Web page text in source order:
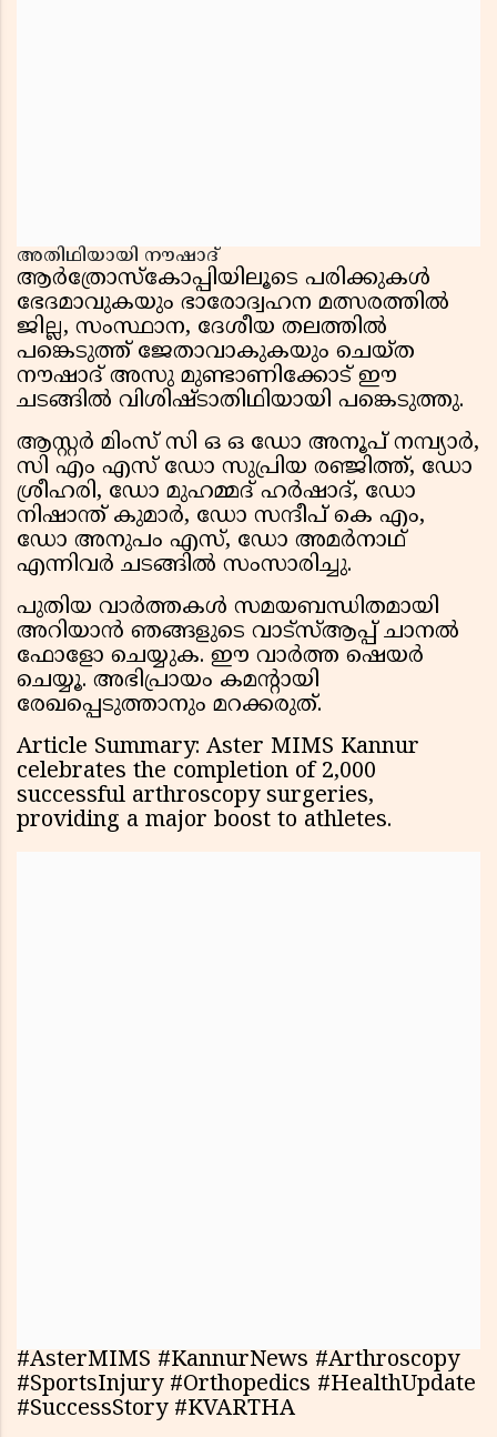
അതിഥിയായി നൗഷാദ്
ആർത്രോസ്കോപ്പിയിലൂടെ പരിക്കുകൾ
ഭേദമാവുകയും ഭാരോദ്വഹന മത്സരത്തിൽ
ജില്ല, സംസ്ഥാന, ദേശീയ തലത്തിൽ
പങ്കെടുത്ത് ജേതാവാകുകയും ചെയ്ത
നൗഷാദ് അസു മുണ്ടാണിക്കോട് ഈ
ചടങ്ങിൽ വിശിഷ്ടാതിഥിയായി പങ്കെടുത്തു.
ആസ്റ്റർ മിംസ് സി ഒ ഒ ഡോ അനൂപ് നമ്പ്യാർ,
സി എം എസ് ഡോ സുപ്രിയ രഞ്ജിത്ത്, ഡോ
ശ്രീഹരി, ഡോ മുഹമ്മദ് ഹർഷാദ്, ഡോ
നിഷാന്ത് കുമാർ, ഡോ സന്ദീപ് കെ എം,
ഡോ അനുപം എസ്, ഡോ അമർനാഥ്
എന്നിവർ ചടങ്ങിൽ സംസാരിച്ചു.
പുതിയ വാർത്തകൾ സമയബന്ധിതമായി
അറിയാൻ ഞങ്ങളുടെ വാട്സ്ആപ്പ് ചാനൽ
ഫോളോ ചെയ്യുക. ഈ വാർത്ത ഷെയർ
ചെയ്യൂ. അഭിപ്രായം കമന്റായി
രേഖപ്പെടുത്താനും മറക്കരുത്.
Article Summary: Aster MIMS Kannur
celebrates the completion of 2,000
successful arthroscopy surgeries,
providing a major boost to athletes.
#AsterMIMS #KannurNews #Arthroscopy
#SportsInjury #Orthopedics #HealthUpdate
#SuccessStory #KVARTHA